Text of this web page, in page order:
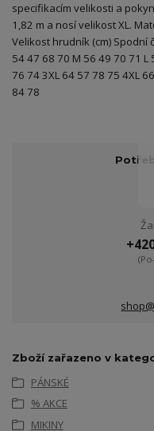
specifikacím velikosti a
1,82 m a nosí velikost XL.
Velikost hrudník (cm) Spodní
54 47 68 70 M 56 49 70 71 L
76 74 3XL 64 57 78 75 4XL
84 78
Zboží zařazeno v
PÁNSKÉ
% AKCE
MIKINY